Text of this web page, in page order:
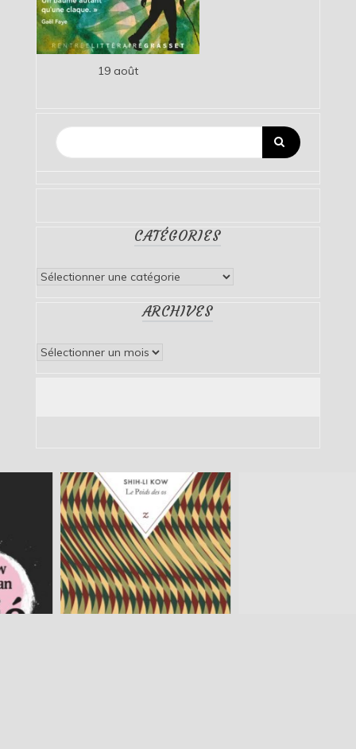
19 août
CATÉGORIES
Catégories
ARCHIVES
Archives